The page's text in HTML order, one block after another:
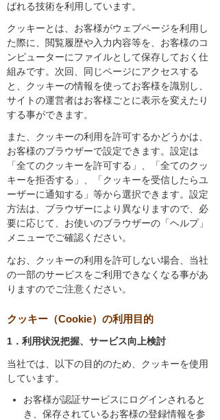
ばれる技術を利用しています。
クッキーとは、お客様がウェブページを利用し
た際に、閲覧履歴や入力内容等を、お客様のコ
ンピューターにファイルとして保存しておく仕
組みです。次回、同じページにアクセスする
と、クッキーの情報を使ってお客様を識別し、
サイトの運営者はお客様ごとに表示を変えたり
する事ができます。
また、クッキーの利用を許可するかどうかは、
お客様のブラウザーで設定できます。設定は
「全てのクッキーを許可する」、「全てのクッ
キーを拒否する」、「クッキーを受信したらユ
ーザーに通知する」等から選択できます。設定
方法は、ブラウザーにより異なりますので、必
要に応じて、お使いのブラウザーの「ヘルプ」
メニューでご確認ください。
なお、クッキーの利用を許可しない場合、当社
の一部のサービスをご利用できなくなる事があ
りますのでご注意ください。
クッキー（Cookie）の利用目的
1．利用状況把握、サービス向上検討
当社では、以下の目的のため、クッキーを使用
しています。
お客様が認証サービスにログインされると
き、保存されているお客様の登録情報を参